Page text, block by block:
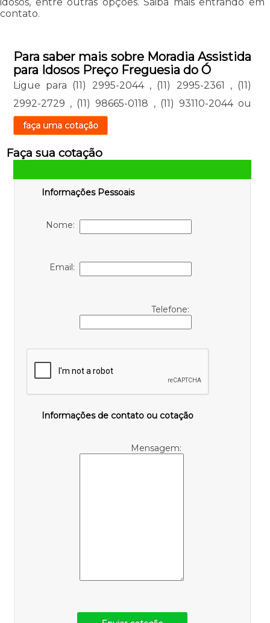
contato.
Para saber mais sobre Moradia Assistida
para Idosos Preço Freguesia do Ó
Ligue para (11) 2995-2044 , (11) 2995-2361 , (11)
2992-2729 , (11) 98665-0118 , (11) 93110-2044 ou
faça uma cotação
Faça sua cotação
Informações Pessoais
Nome:
Email:
Telefone:
Informações de contato ou cotação
Mensagem: